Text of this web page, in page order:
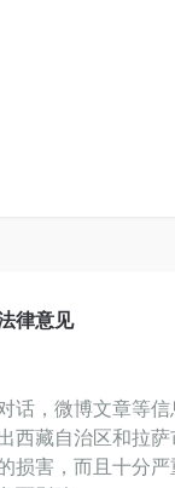
律意见
话，微博文章等
西藏自治区和拉
损害，而且十分